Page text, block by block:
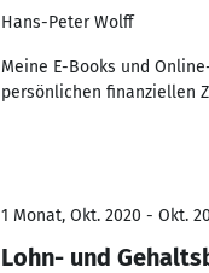
Hans-Peter Wolff
Meine E-Books und
persönlichen finanziellen
1 Monat, Okt. 2020 - Okt.
Lohn- und